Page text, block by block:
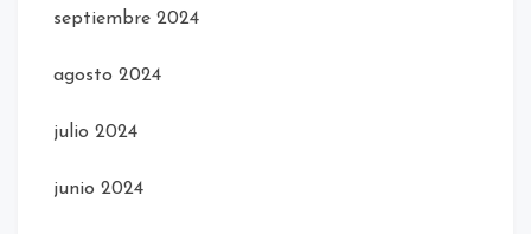
septiembre 2024
agosto 2024
julio 2024
junio 2024